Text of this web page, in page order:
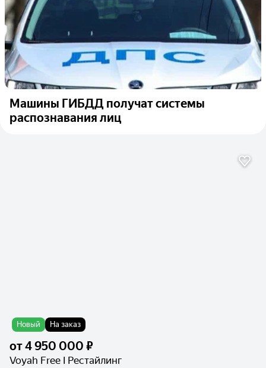
Машины ГИБДД получат системы
распознавания лиц
Новый На заказ
от4 950 000 ₽
Voyah Free I Рестайлинг